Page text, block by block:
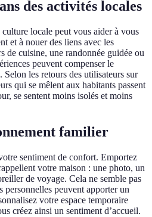
des activités locales
locale peut vous aider à vous
et à nouer des liens avec les
de cuisine, une randonnée guidée ou
peuvent compenser le
Selon les retours des utilisateurs sur
qui se mêlent aux habitants passent
se sentent moins isolés et moins
familier
sentiment de confort. Emportez
votre maison : une photo, un
de voyage. Cela ne semble pas
personnelles peuvent apporter un
votre espace temporaire
créez ainsi un sentiment d’accueil.